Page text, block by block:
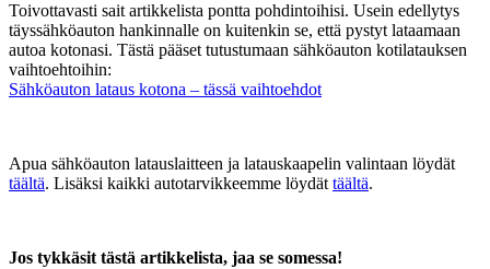
Toivottavasti sait artikkelista pontta pohdintoihisi. Usein edellytys
täyssähköauton hankinnalle on kuitenkin se, että pystyt lataamaan
autoa kotonasi. Tästä pääset tutustumaan sähköauton kotilatauksen
vaihtoehtoihin:
Sähköauton lataus kotona – tässä vaihtoehdot
Apua sähköauton latauslaitteen ja latauskaapelin valintaan löydät
täältä. Lisäksi kaikki autotarvikkeemme löydät täältä.
Jos tykkäsit tästä artikkelista, jaa se somessa!